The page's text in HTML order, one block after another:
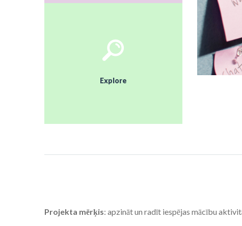
Explore
Projekta mērķis: apzināt un radīt iespējas mācību